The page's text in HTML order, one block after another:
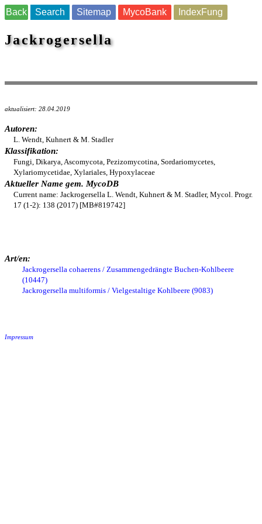
Back Search Sitemap MycoBank IndexFung
Jackrogersella
aktualisiert: 28.04.2019
Autoren:
L. Wendt, Kuhnert & M. Stadler
Klassifikation:
Fungi, Dikarya, Ascomycota, Pezizomycotina, Sordariomycetes,
Xylariomycetidae, Xylariales, Hypoxylaceae
Aktueller Name gem. MycoDB
Current name: Jackrogersella L. Wendt, Kuhnert & M. Stadler, Mycol. Progr.
17 (1-2): 138 (2017) [MB#819742]
Art/en:
Jackrogersella cohaerens / Zusammengedrängte Buchen-Kohlbeere
(10447)
Jackrogersella multiformis / Vielgestaltige Kohlbeere (9083)
Impressum